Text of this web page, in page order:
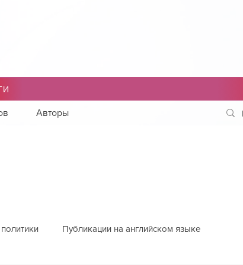
Авторы
Публикации на английском языке